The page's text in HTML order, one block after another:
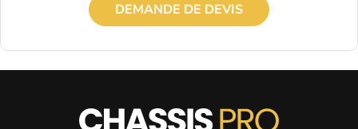
DEMANDE DE DEVIS